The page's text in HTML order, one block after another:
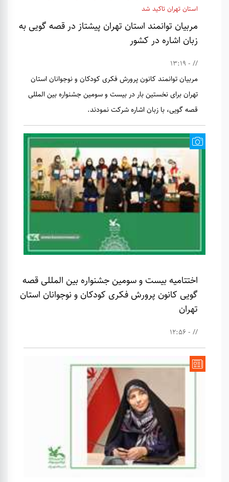
استان تهران تاکید شد
مربیان توانمند استان تهران پیشتاز در قصه گویی به
زبان اشاره در کشور
// - 13:19
مربیان توانمند کانون پرورش فکری کودکان و نوجوانان استان
تهران برای نخستین بار در بیست و سومین جشنواره بین المللی
قصه گویی، با زبان اشاره شرکت نمودند.
اختتامیه بیست و سومین جشنواره بین المللی قصه
گویی کانون پرورش فکری کودکان و نوجوانان استان
تهران
// - 12:56